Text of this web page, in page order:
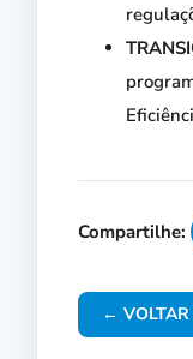
Compartilhe:
←